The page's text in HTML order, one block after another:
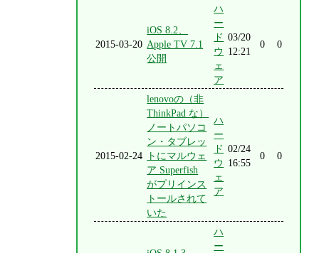
2015-03-20
iOS 8.2、
Apple TV 7.1
公開
ハ
ー
ド
ウ
ェ
ア
03/20
12:21
0 0
2015-02-24
lenovoの（非
ThinkPad な）
ノートパソコ
ン・タブレッ
トにマルウェ
ア Superfish
がプリインス
トールされて
いた
ハ
ー
ド
ウ
ェ
ア
02/24
16:55
0 0
ハ
ー